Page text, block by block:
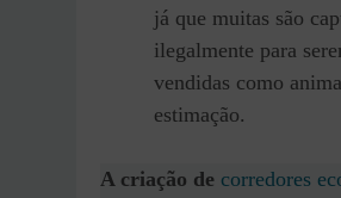
já que muitas são
ilegalmente para
vendidas como
estimação.
A criação de corredores